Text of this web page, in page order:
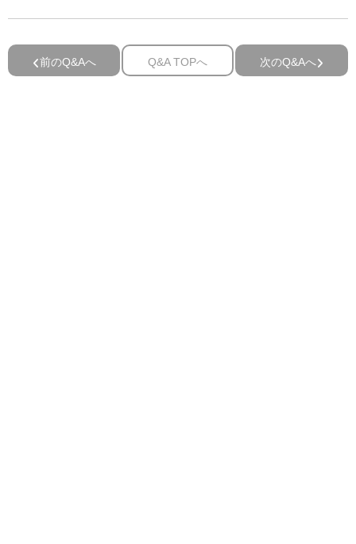
前のQ&Aへ Q&A TOPへ 次のQ&Aへ